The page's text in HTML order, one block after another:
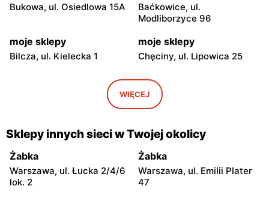
Bukowa, ul. Osiedlowa 15A
Baćkowice, ul.
Modliborzyce 96
moje sklepy
Bilcza, ul. Kielecka 1
moje sklepy
Chęciny, ul. Lipowica 25
Iwaniska, ul. Ujazdowska 5
moje sklepy
Bogoria, ul. Rynek 30
Gorzyce, ul. Szkolna 44 Grębów, ul. Wydrza 180
moje sklepy
Jadachy, ul. Jadachy 111
moje sklepy
Jeżowe, ul. Zalesie 77
WIĘCEJ
Sklepy innych sieci w Twojej okolicy
Żabka
Warszawa, ul. Łucka 2/4/6
lok. 2
Żabka
Warszawa, ul. Emilii Plater
47